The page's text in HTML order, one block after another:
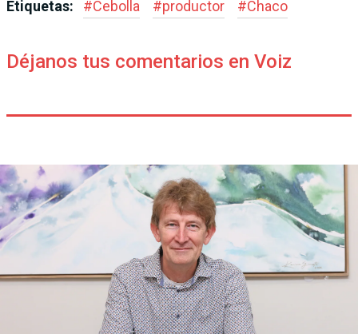
Etiquetas: #Cebolla #productor #Chaco
Déjanos tus comentarios en Voiz